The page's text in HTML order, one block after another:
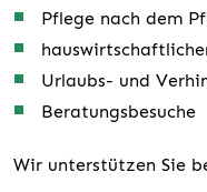
Pflege nach dem
Urlaubs- und
Beratungsbesuche
Wir unterstützen Sie